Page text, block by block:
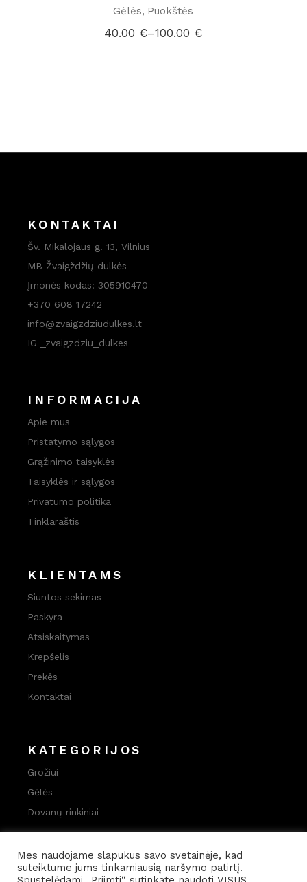
Gėlės Puokštės
40.00 €–100.00 €
Price
KONTAKTAI
Šv. Mikalojaus g. 13, Vilnius
MB Žvaigždžių dulkės
Įmonės kodas: 305910470
+370 608 17242
info@zvaigzdziudulkes.lt
IG _zvaigzdziu_dulkes
INFORMACIJA
Apie mus
Pristatymo sąlygos
Grąžinimo taisyklės
Taisyklės ir sąlygos
Privatumo politika
Tinklaraštis
KLIENTAMS
Siuntos sekimas
Paskyra
Atsiskaitymas
Krepšelis
Prekės
Kontaktai
KATEGORIJOS
Grožiui
Gėlės
Dovanų rinkiniai
Mes naudojame slapukus savo svetainėje, kad
suteiktume jums tinkamiausią naršymo patirtį.